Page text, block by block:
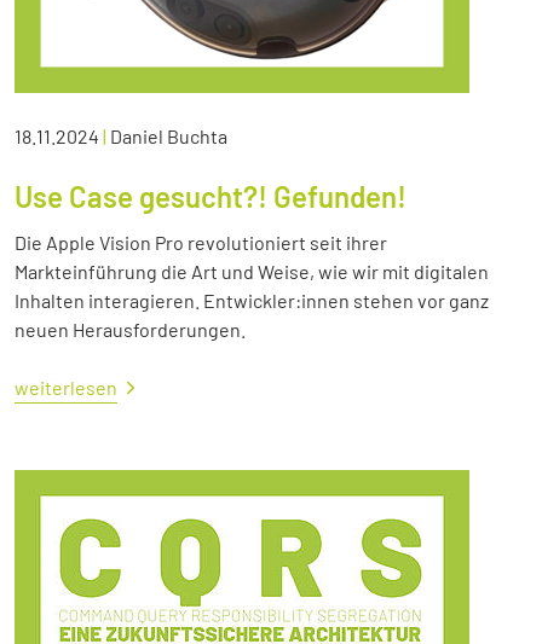
18.11.2024 | Daniel Buchta
Use Case gesucht?! Gefunden!
Die Apple Vision Pro revolutioniert seit ihrer
Markteinführung die Art und Weise, wie wir mit digitalen
Inhalten interagieren. Entwickler:innen stehen vor ganz
neuen Herausforderungen.
weiterlesen